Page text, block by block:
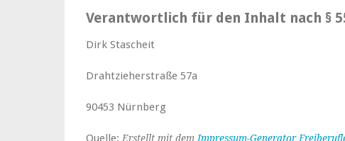
Verantwortlich für den Inhalt nach §
Dirk Stascheit
Drahtzieherstraße 57a
90453 Nürnberg
Quelle:Erstellt mit dem Impressum-Generator